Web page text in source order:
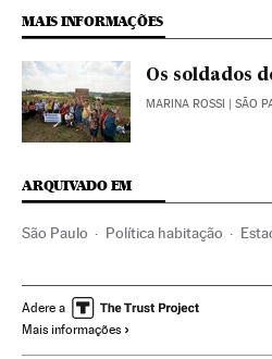
MAIS INFORMAÇÕES
Os soldados
MARINA ROSSI | SÃO
ARQUIVADO EM
São Paulo Política habitação
Urbanismo Meio ambiente
Adere a
Mais informações